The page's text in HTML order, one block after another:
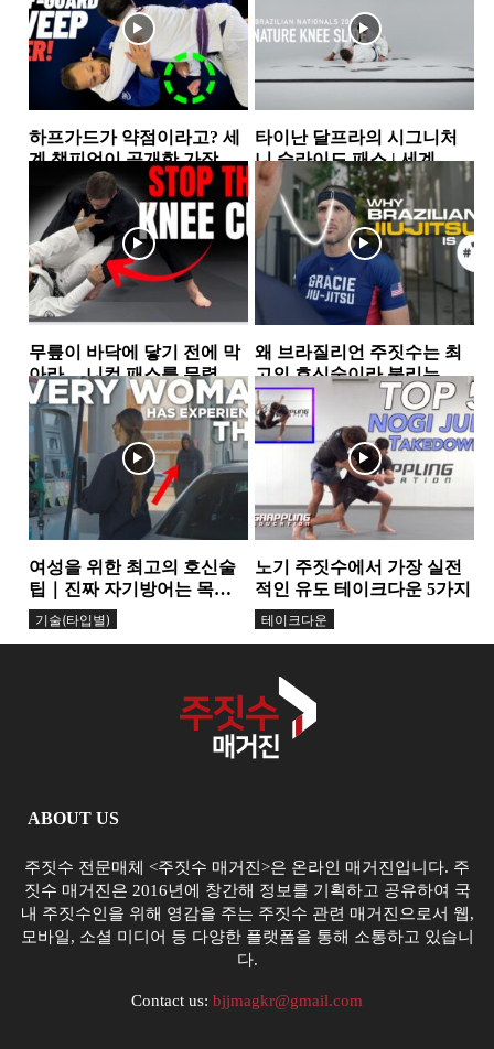
하프가드가 약점이라고? 세
계 챔피언이 공개한 가장 실
전적인 하프가드 스윕 2가지
하프가드
타이난 달프라의 시그니처
니 슬라이드 패스 | 세계 챔
피언이 반복해서 사용하는...
하프가드
무릎이 바닥에 닿기 전에 막
아라… 니컷 패스를 무력화
하는 핵심 원리
가드
왜 브라질리언 주짓수는 최
고의 호신술이라 불리는
가… 그레이시 형제가 말하
는 ‘거리의 과학’
그레이시주짓수
여성을 위한 최고의 호신술
팁｜진짜 자기방어는 목소
리에서 시작된다
기술(타입별)
노기 주짓수에서 가장 실전
적인 유도 테이크다운 5가지
테이크다운
ABOUT US
주짓수 전문매체 <주짓수 매거진>은 온라인 매거진입니다. 주
짓수 매거진은 2016년에 창간해 정보를 기획하고 공유하여 국
내 주짓수인을 위해 영감을 주는 주짓수 관련 매거진으로서 웹,
모바일, 소셜 미디어 등 다양한 플랫폼을 통해 소통하고 있습니
다.
Contact us: bjjmagkr@gmail.com